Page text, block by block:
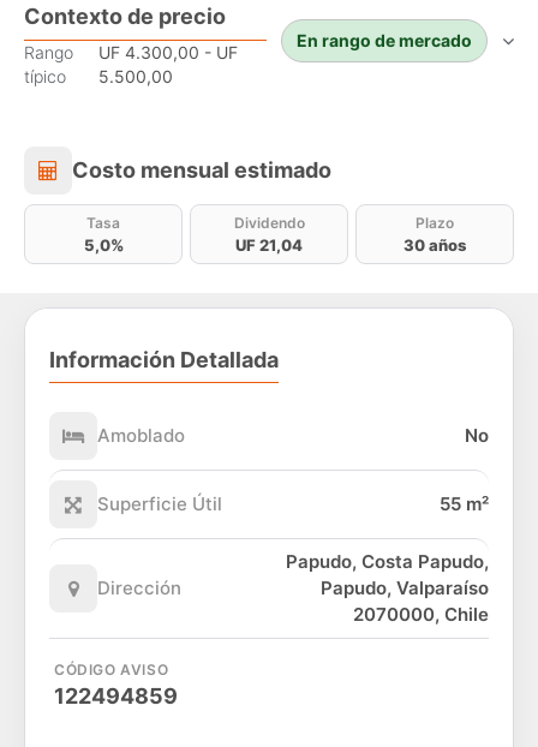
Contexto de precio
Rango
típico
UF 4.300,00 - UF
5.500,00
En rango de mercado
Costo mensual estimado
Costo mensual estimado
Tasa
5,0%
Dividendo
UF 21,04
Plazo
30 años
Información Detallada
Amoblado No
Superficie Útil 55 m²
Dirección
Papudo, Costa Papudo,
Papudo, Valparaíso
2070000, Chile
CÓDIGO AVISO
122494859